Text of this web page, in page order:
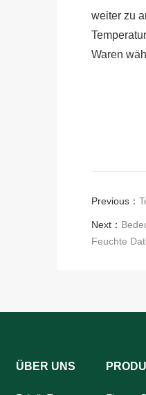
weiter zu
Waren
Previous：
Next：
Feuchte
ÜBER UNS